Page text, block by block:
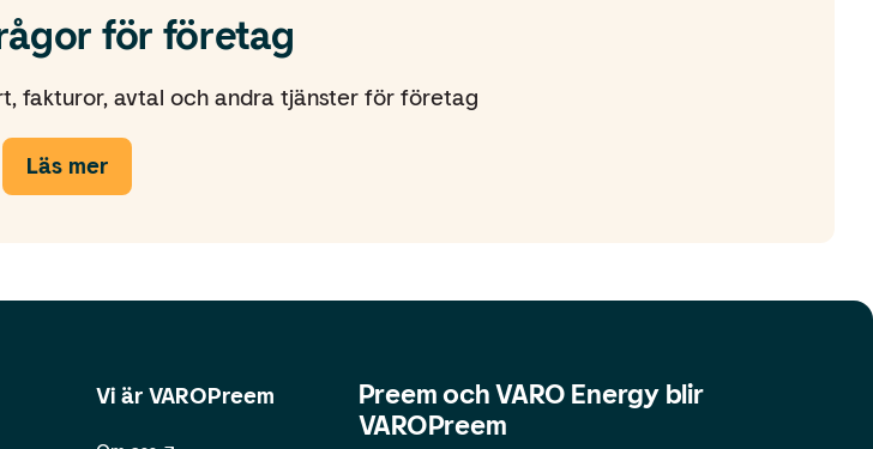
för företag
fakturor, avtal och andra tjänster för företag
Läs mer
Vi är VAROPreem
Preem och VARO Energy blir
VAROPreem